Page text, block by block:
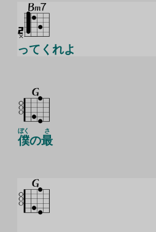
ってくれよ
僕
ぼく
の最
さ